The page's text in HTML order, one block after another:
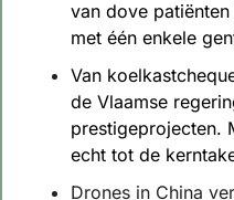
van dove
met één enkele
Van
de Vlaamse
prestigeprojecten.
echt tot de
Drones in China